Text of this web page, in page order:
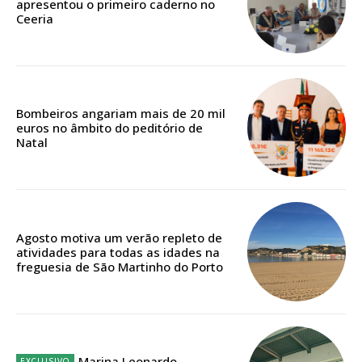
Escolha o plano de assinatura desejado:
ASSINATURA
IMPRESSA
Edição em papel entregue à Quinta-feira em sua
apresentou o primeiro caderno no
Ceeria
Bombeiros angariam mais de 20 mil
euros no âmbito do peditório de
Natal
Agosto motiva um verão repleto de
atividades para todas as idades na
freguesia de São Martinho do Porto